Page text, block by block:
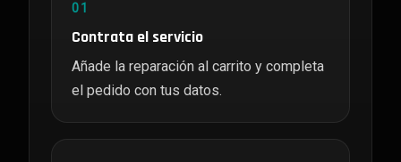
01
Contrata el servicio
Añade la reparación al carrito y completa
el pedido con tus datos.